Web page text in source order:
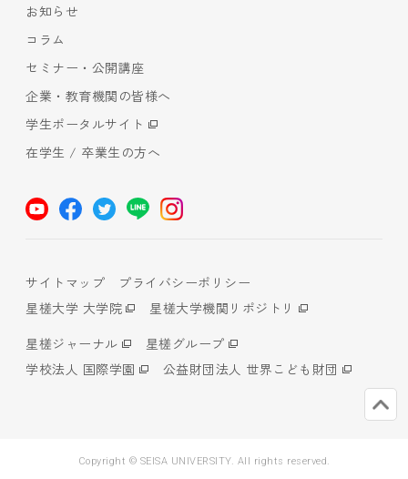
お知らせ
コラム
セミナー・公開講座
企業・教育機関の皆様へ
学生ポータルサイト
在学生 / 卒業生の方へ
サイトマップ
プライバシーポリシー
星槎大学 大学院
星槎大学機関リポジトリ
星槎ジャーナル
星槎グループ
学校法人 国際学園
公益財団法人 世界こども財団
Copyright © SEISA UNIVERSITY. All rights reserved.